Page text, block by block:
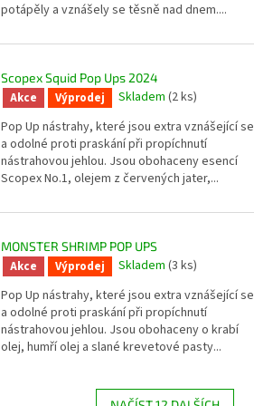
potápěly a vznášely se těsně nad dnem....
Scopex Squid Pop Ups 2024
Akce Výprodej Skladem (2 ks)
Pop Up nástrahy, které jsou extra vznášející se
a odolné proti praskání při propíchnutí
nástrahovou jehlou. Jsou obohaceny esencí
Scopex No.1, olejem z červených jater,...
MONSTER SHRIMP POP UPS
Akce Výprodej Skladem (3 ks)
Pop Up nástrahy, které jsou extra vznášející se
a odolné proti praskání při propíchnutí
nástrahovou jehlou. Jsou obohaceny o krabí
olej, humří olej a slané krevetové pasty...